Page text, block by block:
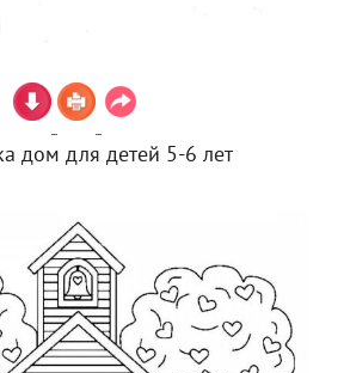
дом для детей 5-6 лет